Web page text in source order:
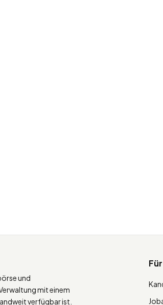
und
mit einem
verfügbar ist.